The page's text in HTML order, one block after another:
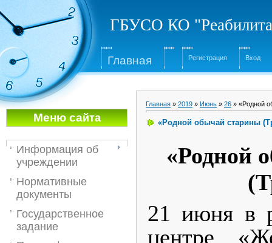
ГБУСО КО
Главная Регистрация Вход
Меню сайта
Информация об
учреждении
Нормативные
документы
Государственное
задание
Главная » 2019 » Июнь » 26 » «Родной
«Родной обычай старины
«Родной
21 июня в
центре